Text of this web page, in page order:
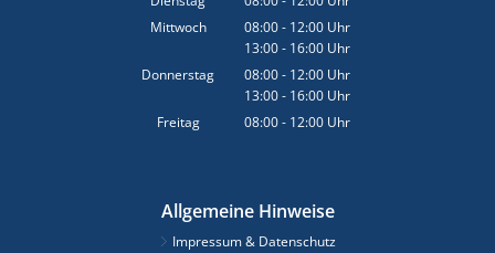
Von 08:00 bis 12:00 Uhr
Mittwoch 08:00- 12:00 Uhr
Von 08:00 bis 12:00 Uhr
13:00- 16:00 Uhr
Von 13:00 bis 16:00 Uhr
Donnerstag 08:00- 12:00 Uhr
Von 08:00 bis 12:00 Uhr
13:00- 16:00 Uhr
Von 13:00 bis 16:00 Uhr
Freitag 08:00- 12:00 Uhr
Allgemeine Hinweise
Impressum & Datenschutz